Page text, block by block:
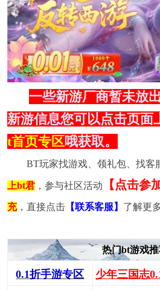
一些新游厂商暂未放
新游信息您可以点击页面
t首页专区哦获取。
BT玩家找游戏、领礼包、找客
上bt君，参与社区活动 【点击参
充，直接点击【联系客服】 了解更
热门bt游戏
0.1折手游专区 少年三国志